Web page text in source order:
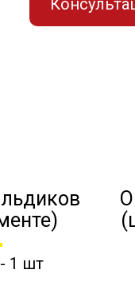
1 шт